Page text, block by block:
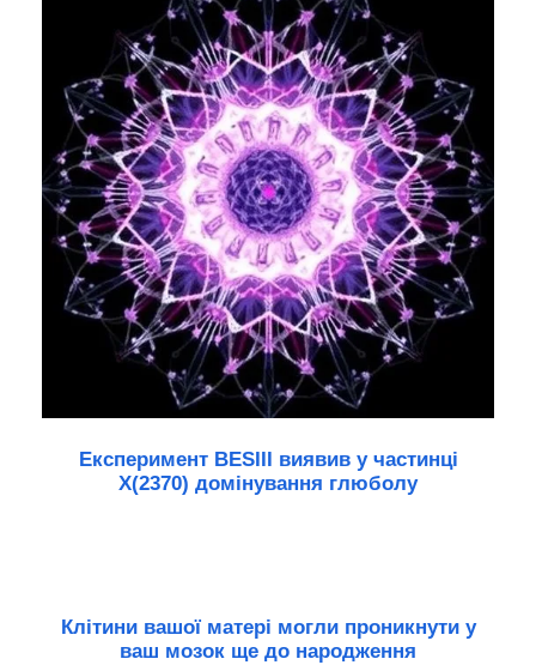
Експеримент BESIII виявив у частинці
X(2370) домінування глюболу
Клітини вашої матері могли проникнути у
ваш мозок ще до народження